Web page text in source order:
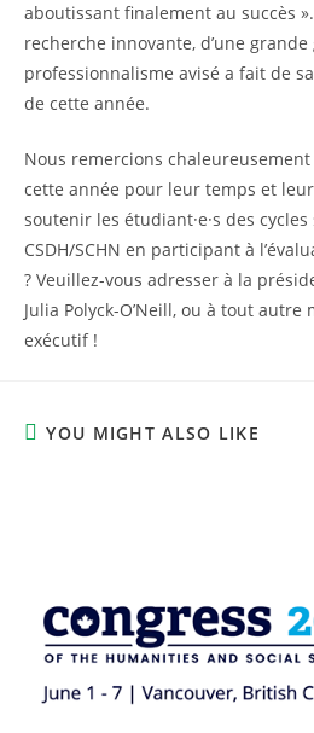
aboutissant finalement au succès
recherche innovante, d’une grande
professionnalisme avisé a fait de
de cette année.
Nous remercions chaleureusement
cette année pour leur temps et
soutenir les étudiant·e·s des
CSDH/SCHN en participant à
? Veuillez-vous adresser à la
Julia Polyck-O’Neill, ou à tout
exécutif !
YOU MIGHT ALSO LIKE